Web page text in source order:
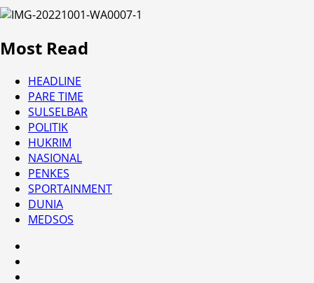
Most Read
HEADLINE
PARE TIME
SULSELBAR
POLITIK
HUKRIM
NASIONAL
PENKES
SPORTAINMENT
DUNIA
MEDSOS